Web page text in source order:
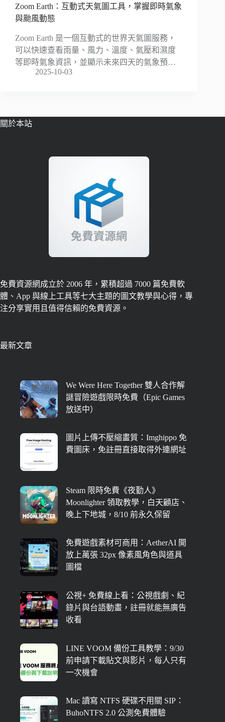
Zoom Earth：互動式天氣圖工具，掌握即時氣象
與颱風動態
Zoom Earth 是一個互動式的世界天氣圖服務，
可以快速查看雨量、風力、溫度、氣壓和濕度
等即時氣象資訊，並顯示未來四天的氣象預…
2025-10-03
關於本站
免費資源網成立於 2006 年，累積超過 7000 篇免費軟
體、App 與線上工具等七大主題的圖文教學與心得，專
注分享實用且值得信賴的免費資源。
最新文章
We Were Here Together 雙人合作解
謎冒險遊戲限時免費（Epic Games
放送中）
圖片上傳不壓縮畫質：Imghippo 免
費圖床，免註冊直接取得外連網址
Steam 限時免費《夜勤人》
Moonlighter 領取教學，白天顧店、
晚上下地城，8/10 前永久保留
免費遊戲素材可商用：AetherAI 開
放上萬張 32px 像素風角色與道具
圖檔
公視+ 免費線上看：公視戲劇、紀
錄片與台語動畫，註冊就能無廣告
收看
LINE VOOM 備份工具教學：9/30
前申請下載貼文與影片，每人只有
一次機會
Mac 讀寫 NTFS 硬碟不用關 SIP：
BuhoNTFS 2.0 公測免費體驗